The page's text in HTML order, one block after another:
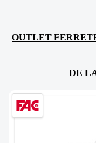
OUTLET
DE